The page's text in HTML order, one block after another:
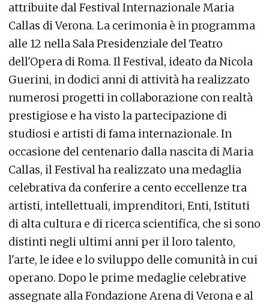
attribuite dal Festival Internazionale Maria
Callas di Verona. La cerimonia è in programma
alle 12 nella Sala Presidenziale del Teatro
dell'Opera di Roma. Il Festival, ideato da Nicola
Guerini, in dodici anni di attività ha realizzato
numerosi progetti in collaborazione con realtà
prestigiose e ha visto la partecipazione di
studiosi e artisti di fama internazionale. In
occasione del centenario dalla nascita di Maria
Callas, il Festival ha realizzato una medaglia
celebrativa da conferire a cento eccellenze tra
artisti, intellettuali, imprenditori, Enti, Istituti
di alta cultura e di ricerca scientifica, che si sono
distinti negli ultimi anni per il loro talento,
l'arte, le idee e lo sviluppo delle comunità in cui
operano. Dopo le prime medaglie celebrative
assegnate alla Fondazione Arena di Verona e al